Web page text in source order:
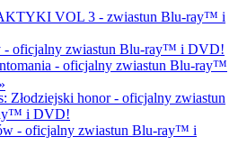
VOL 3 - zwiastun Blu-ray™ i
- oficjalny zwiastun Blu-ray™ i DVD!
- oficjalny zwiastun Blu-ray™
Złodziejski honor - oficjalny zwiastun
i DVD!
- oficjalny zwiastun Blu-ray™ i